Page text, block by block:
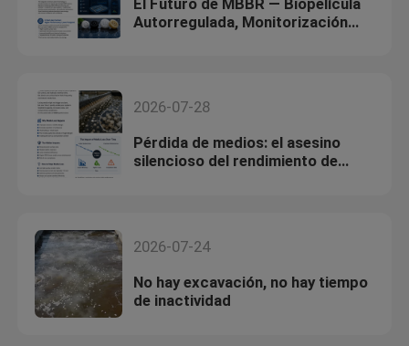
Autorregulada, Monitorización
2026-07-28
Pérdida de medios: el asesino
silencioso del rendimiento de
2026-07-24
No hay excavación, no hay tiempo
de inactividad